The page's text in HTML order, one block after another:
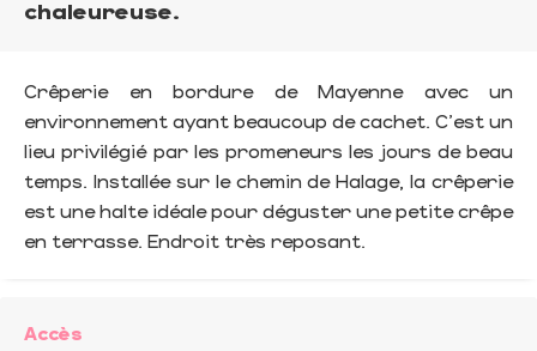
chaleureuse.
Crêperie en bordure de Mayenne avec un
environnement ayant beaucoup de cachet. C'est un
lieu privilégié par les promeneurs les jours de beau
temps. Installée sur le chemin de Halage, la crêperie
est une halte idéale pour déguster une petite crêpe
en terrasse. Endroit très reposant.
Accès